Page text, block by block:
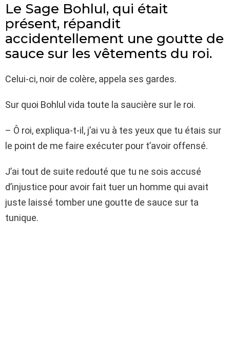
Le Sage Bohlul, qui était
présent, répandit
accidentellement une goutte de
sauce sur les vêtements du roi.
Celui-ci, noir de colère, appela ses gardes.
Sur quoi Bohlul vida toute la saucière sur le roi.
– Ô roi, expliqua-t-il, j’ai vu à tes yeux que tu étais sur
le point de me faire exécuter pour t’avoir offensé.
J’ai tout de suite redouté que tu ne sois accusé
d’injustice pour avoir fait tuer un homme qui avait
juste laissé tomber une goutte de sauce sur ta
tunique.